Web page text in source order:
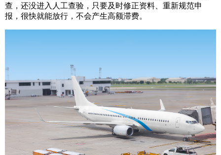
查，还没进入人工查验，只要及时修正资料、重新规范申
报，很快就能放行，不会产生高额滞费。